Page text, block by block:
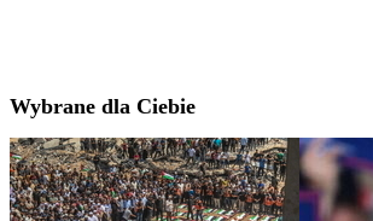
Wybrane dla Ciebie